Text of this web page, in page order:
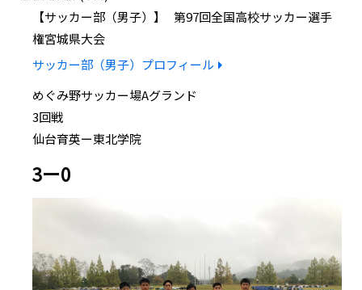
サッカー部（男子）
第97回全国高校サッカー選手
権宮城県大会
サッカー部（男子）プロフィール
めぐみ野サッカー場Aグランド
3回戦
仙台育英ー東北学院
3ー0